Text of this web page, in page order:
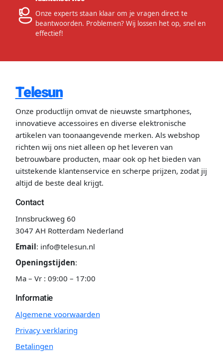
Onze experts staan klaar om je vragen direct te
beantwoorden. Problemen? Wij lossen het op, snel en
effectief!
Telesun
Onze productlijn omvat de nieuwste smartphones,
innovatieve accessoires en diverse elektronische
artikelen van toonaangevende merken. Als webshop
richten wij ons niet alleen op het leveren van
betrouwbare producten, maar ook op het bieden van
uitstekende klantenservice en scherpe prijzen, zodat jij
altijd de beste deal krijgt.
Contact
Innsbruckweg 60
3047 AH Rotterdam Nederland
Email: info@telesun.nl
Openingstijden:
Ma – Vr : 09:00 – 17:00
Informatie
Algemene voorwaarden
Privacy verklaring
Betalingen